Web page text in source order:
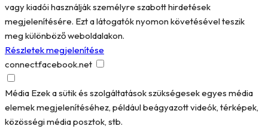
vagy kiadói használják személyre szabott hirdetések
megjelenítésére. Ezt a látogatók nyomon követésével teszik
meg különböző weboldalakon.
Részletek megjelenítése
connect.facebook.net
Média Ezek a sütik és szolgáltatások szükségesek egyes média
elemek megjelenítéséhez, például beágyazott videók, térképek,
közösségi média posztok, stb.